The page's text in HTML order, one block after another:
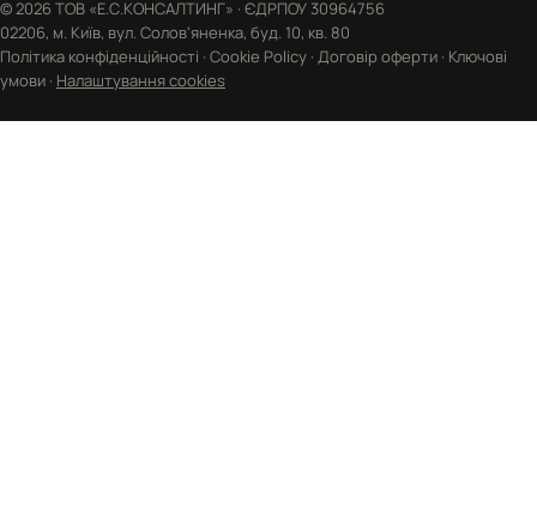
© 2026 ТОВ «Е.С.КОНСАЛТИНГ» · ЄДРПОУ 30964756
02206, м. Київ, вул. Солов'яненка, буд. 10, кв. 80
Політика конфіденційності · Cookie Policy · Договір оферти · Ключові
умови · Налаштування cookies